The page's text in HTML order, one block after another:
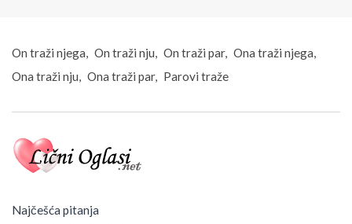
O
l
n
U
p
n
On traži njega On traži nju On traži par
Ona traži njega
Ona traži nju
Ona traži par Parovi traže
Najčešća pitanja